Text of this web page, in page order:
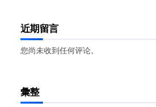
近期留言
您尚未收到任何评论。
彙整